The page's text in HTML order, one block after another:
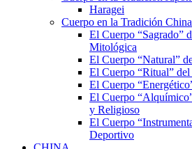
Haragei
Cuerpo en la Tradición China
El Cuerpo “Sagrado”
Mitológica
El Cuerpo “Natural”
El Cuerpo “Ritual”
El Cuerpo
El Cuerpo
y Religioso
El Cuerpo
Deportivo